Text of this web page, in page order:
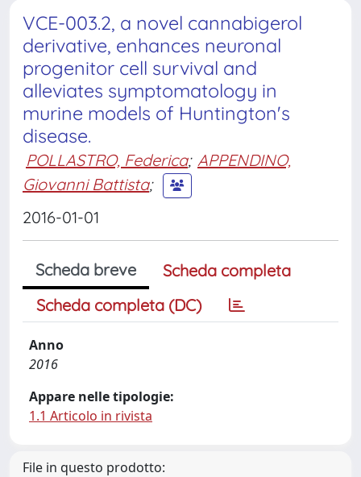
VCE-003.2, a novel cannabigerol
derivative, enhances neuronal
progenitor cell survival and
alleviates symptomatology in
murine models of Huntington's
disease.
POLLASTRO, Federica; APPENDINO,
Giovanni Battista;
2016-01-01
Scheda breve
Scheda completa
Scheda completa (DC)
Anno
2016
Appare nelle tipologie:
1.1 Articolo in rivista
File in questo prodotto: